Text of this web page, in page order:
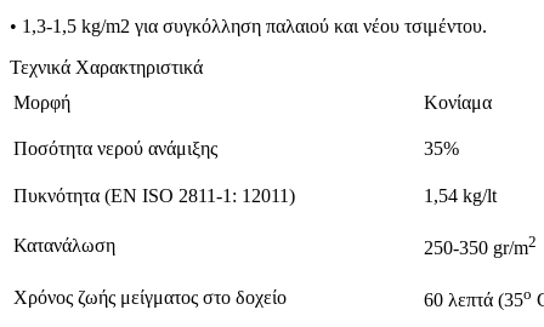
• 1,3-1,5 kg/m2 για συγκόλληση παλαιού και νέου τσιμέντου.
Τεχνικά Χαρακτηριστικά
Μορφή
Κονίαμα
Ποσότητα νερού ανάμιξης 35%
Πυκνότητα (EN ISO 2811-1: 12011) 1,54 kg/lt
Κατανάλωση 250-350 gr/m2
Χρόνος ζωής μείγματος στο δοχείο 60 λεπτά (35ο